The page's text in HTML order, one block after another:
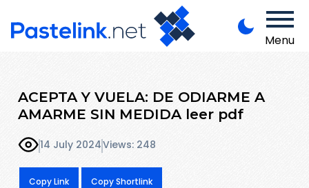
Menu
ACEPTA Y VUELA: DE ODIARME A
AMARME SIN MEDIDA leer pdf
14 July 2024Views: 248
Copy Link Copy Shortlink